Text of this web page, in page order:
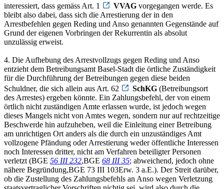
interessiert, dass gemäss Art. 1
VVAG vorgegangen werde. Es
bleibt also dabei, dass sich die Arrestierung der in den
Arrestbefehlen gegen Reding und Anso genannten Gegenstände auf
Grund der eigenen Vorbringen der Rekurrentin als absolut
unzulässig erweist.
4. Die Aufhebung des Arrestvollzugs gegen Reding und Anso
entzieht dem Betreibungsamt Basel-Stadt die örtliche Zuständigkeit
für die Durchführung der Betreibungen gegen diese beiden
Schuldner, die sich allein aus Art. 62
SchKG (Betreibungsort
des Arrestes) ergeben könnte. Ein Zahlungsbefehl, der von einem
örtlich nicht zuständigen Amte erlassen wurde, ist jedoch wegen
dieses Mangels nicht von Amtes wegen, sondern nur auf rechtzeitige
Beschwerde hin aufzuheben, weil die Einleitung einer Betreibung
am unrichtigen Ort anders als die durch ein unzuständiges Amt
vollzogene Pfändung oder Arrestierung weder öffentliche Interessen
noch Interessen dritter, nicht am Verfahren beteiligter Personen
verletzt (BGE 56 III 232,BGE 68 III 35; abweichend, jedoch ohne
nähere Begründung,BGE 73 III 103Erw. 3 a.E.). Der Streit darüber,
ob die Zustellung des Zahlungsbefehls an Anso wegen Verletzung